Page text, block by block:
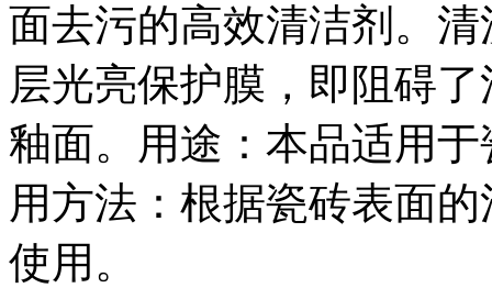
面去污的高效清洁剂。
层光亮保护膜，即阻碍
釉面。用途：本品适用
用方法：根据瓷砖表面
使用。